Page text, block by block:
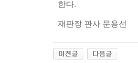
한다.
재판장 판사 문용선